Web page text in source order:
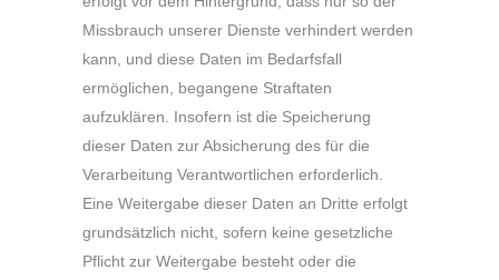
Missbrauch unserer Dienste verhindert werden
kann, und diese Daten im Bedarfsfall
ermöglichen, begangene Straftaten
aufzuklären. Insofern ist die Speicherung
dieser Daten zur Absicherung des für die
Verarbeitung Verantwortlichen erforderlich.
Eine Weitergabe dieser Daten an Dritte erfolgt
grundsätzlich nicht, sofern keine gesetzliche
Pflicht zur Weitergabe besteht oder die